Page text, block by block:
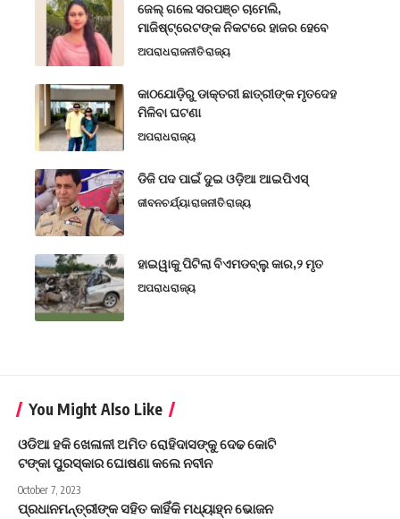
ଜେଲ୍ ଗଲେ ସରପଞ୍ଚ ଚାମେଲି,
ମାଜିଷ୍ଟ୍ରେଟଙ୍କ ନିକଟରେ ହାଜର ହେବେ
ଅପରାଧରାଜନୀତିରାଜ୍ୟ
କାଠଯୋଡ଼ିରୁ ଡାକ୍ତରୀ ଛାତ୍ରୀଙ୍କ ମୃତଦେହ
ମିଳିବା ଘଟଣା
ଅପରାଧରାଜ୍ୟ
ଡିଜି ପଦ ପାଇଁ ଦୁଇ ଓଡ଼ିଆ ଆଇପିଏସ୍
ଜୀବନଚର୍ଯ୍ୟାରାଜନୀତିରାଜ୍ୟ
ହାଇୱାକୁ ପିଟିଲା ବିଏମଡବ୍ଲୁ କାର,୨ ମୃତ
ଅପରାଧରାଜ୍ୟ
You Might Also Like
ଓଡିଆ ହକି ଖେଳାଳୀ ଅମିତ ରୋହିଦାସଙ୍କୁ ଦେଢ କୋଟି
ଟଙ୍କା ପୁରସ୍କାର ଘୋଷଣା କଲେ ନବୀନ
October 7, 2023
ପ୍ରଧାନମନ୍ତ୍ରୀଙ୍କ ସହିତ କାହିଁକି ମଧ୍ୟାହ୍ନ ଭୋଜନ